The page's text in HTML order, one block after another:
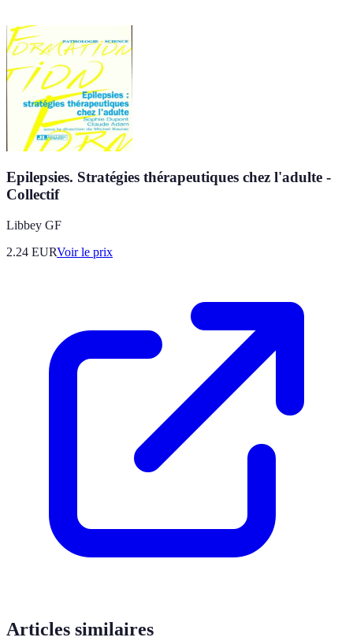
Epilepsies. Stratégies thérapeutiques chez l'adulte -
Collectif
Libbey GF
2.24 EURVoir le prix
Articles similaires